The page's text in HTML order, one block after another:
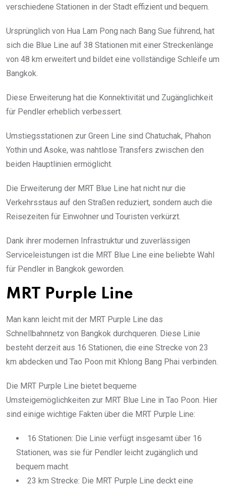
verschiedene Stationen in der Stadt effizient und bequem.
Ursprünglich von Hua Lam Pong nach Bang Sue führend, hat
sich die Blue Line auf 38 Stationen mit einer Streckenlänge
von 48 km erweitert und bildet eine vollständige Schleife um
Bangkok.
Diese Erweiterung hat die Konnektivität und Zugänglichkeit
für Pendler erheblich verbessert.
Umstiegsstationen zur Green Line sind Chatuchak, Phahon
Yothin und Asoke, was nahtlose Transfers zwischen den
beiden Hauptlinien ermöglicht.
Die Erweiterung der MRT Blue Line hat nicht nur die
Verkehrsstaus auf den Straßen reduziert, sondern auch die
Reisezeiten für Einwohner und Touristen verkürzt.
Dank ihrer modernen Infrastruktur und zuverlässigen
Serviceleistungen ist die MRT Blue Line eine beliebte Wahl
für Pendler in Bangkok geworden.
MRT Purple Line
Man kann leicht mit der MRT Purple Line das
Schnellbahnnetz von Bangkok durchqueren. Diese Linie
besteht derzeit aus 16 Stationen, die eine Strecke von 23
km abdecken und Tao Poon mit Khlong Bang Phai verbinden.
Die MRT Purple Line bietet bequeme
Umsteigemöglichkeiten zur MRT Blue Line in Tao Poon. Hier
sind einige wichtige Fakten über die MRT Purple Line:
16 Stationen: Die Linie verfügt insgesamt über 16
Stationen, was sie für Pendler leicht zugänglich und
bequem macht.
23 km Strecke: Die MRT Purple Line deckt eine